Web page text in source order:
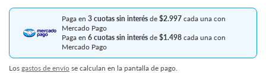
habitual
Paga en 3 cuotas sin interésde $2.997cada una con
Mercado Pago
Paga en 6 cuotas sin interésde $1.498cada una con
Mercado Pago
Los gastos de envío se calculan en la pantalla de pago.